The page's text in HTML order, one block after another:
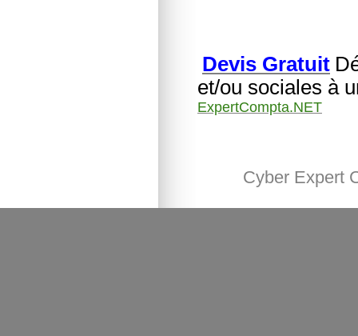
Devis Gratuit
et/ou sociales à
ExpertCompta.NET
Cyber Expert